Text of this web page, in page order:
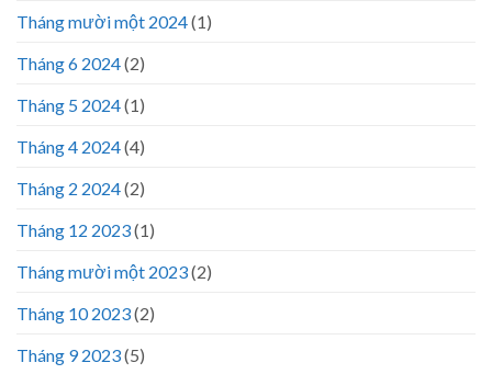
Tháng mười một 2024(1)
Tháng 6 2024(2)
Tháng 5 2024(1)
Tháng 4 2024(4)
Tháng 2 2024(2)
Tháng 12 2023(1)
Tháng mười một 2023(2)
Tháng 10 2023(2)
Tháng 9 2023(5)